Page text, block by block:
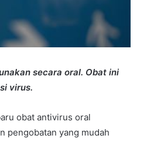
secara oral. Obat ini
virus.
obat antivirus oral
pengobatan yang mudah